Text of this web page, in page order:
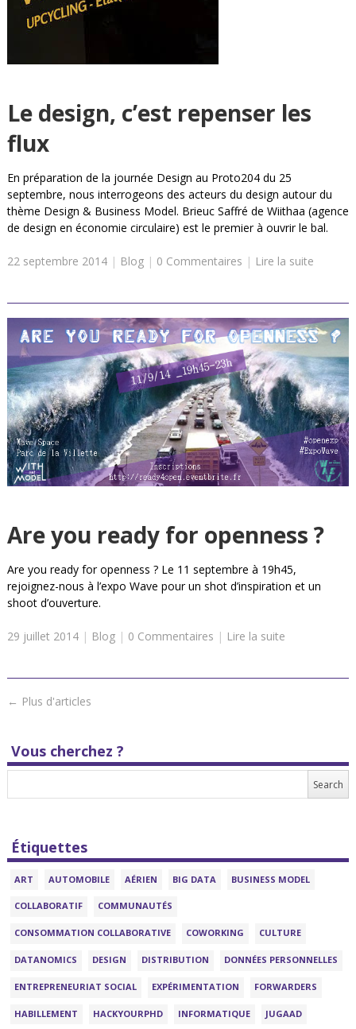
Le design, c’est repenser les
flux
En préparation de la journée Design au Proto204 du 25
septembre, nous interrogeons des acteurs du design autour du
thème Design & Business Model. Brieuc Saffré de Wiithaa (agence
de design en économie circulaire) est le premier à ouvrir le bal.
22 septembre 2014| Blog | 0 Commentaires | Lire la suite
Are you ready for openness ?
Are you ready for openness ? Le 11 septembre à 19h45,
rejoignez-nous à l’expo Wave pour un shot d’inspiration et un
shoot d’ouverture.
29 juillet 2014| Blog | 0 Commentaires | Lire la suite
← Plus d'articles
Vous cherchez ?
Étiquettes
ART AUTOMOBILE AÉRIEN BIG DATA BUSINESS MODEL
COLLABORATIF COMMUNAUTÉS
CONSOMMATION COLLABORATIVE COWORKING CULTURE
DATANOMICS DESIGN DISTRIBUTION DONNÉES PERSONNELLES
ENTREPRENEURIAT SOCIAL EXPÉRIMENTATION FORWARDERS
HABILLEMENT HACKYOURPHD INFORMATIQUE JUGAAD